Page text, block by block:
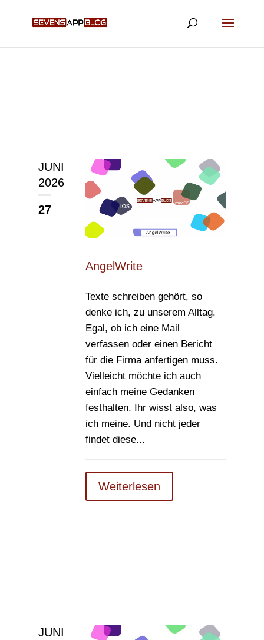
JUNI
2026
27
AngelWrite
Texte schreiben gehört, so
denke ich, zu unserem Alltag.
Egal, ob ich eine Mail
verfassen oder einen Bericht
für die Firma anfertigen muss.
Vielleicht möchte ich auch
einfach meine Gedanken
festhalten. Ihr wisst also, was
ich meine. Und nicht jeder
findet diese...
Weiterlesen
JUNI